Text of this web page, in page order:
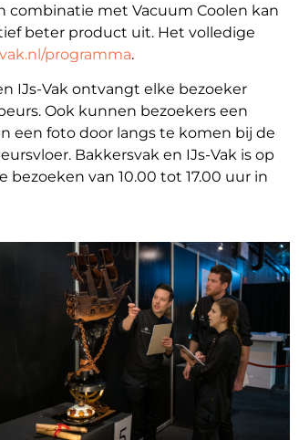
combinatie met Vacuum Coolen kan
beter product uit. Het volledige
programma.
IJs-Vak ontvangt elke bezoeker
Ook kunnen bezoekers een
een foto door langs te komen bij de
Bakkersvak en IJs-Vak is op
bezoeken van 10.00 tot 17.00 uur in